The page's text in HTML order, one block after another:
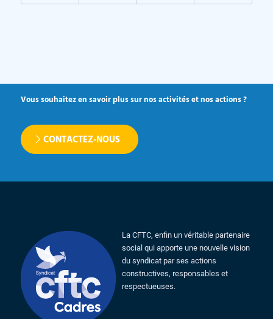
Vous souhaitez en savoir plus sur nos activités et nos actions ?
CONTACTEZ-NOUS
La CFTC, enfin un véritable partenaire
social qui apporte une nouvelle vision
du syndicat par ses actions
constructives, responsables et
respectueuses.